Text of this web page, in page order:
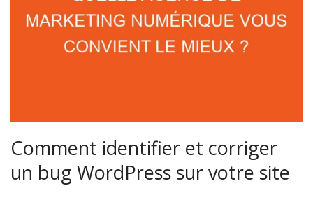
Comment identifier et corriger
un bug WordPress sur votre site